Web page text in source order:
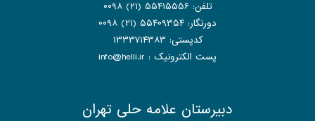
تلفن: ۵۵۴۱۵۵۵۶ (۲۱) ۰۰۹۸
دورنگار: ۵۵۴۰۹۳۵۴ (۲۱) ۰۰۹۸
کدپستی: ۱۳۳۳۷۱۴۳۸۳
پست الکترونیک : info@helli.ir
دبیرستان علامه حلی تهران